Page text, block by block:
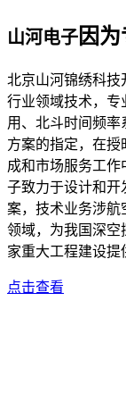
山河电子因
北京山河锦绣科技
行业领域技术，专
用、北斗时间频率
方案的指定，在授
成和市场服务工
子致力于设计和开
案，技术业务涉航
领域，为我国深空
家重大工程建设提
点击查看